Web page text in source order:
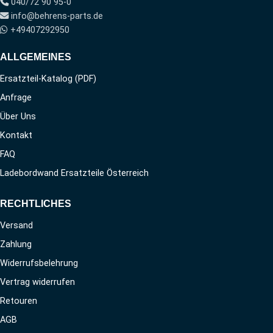
040/72 90 95-0
info@behrens-parts.de
+49407292950
ALLGEMEINES
Ersatzteil-Katalog (PDF)
Anfrage
Über Uns
Kontakt
FAQ
Ladebordwand Ersatzteile Österreich
RECHTLICHES
Versand
Zahlung
Widerrufsbelehrung
Vertrag widerrufen
Retouren
AGB